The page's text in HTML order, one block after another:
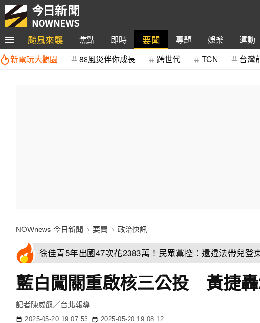
颱風來襲 焦點 即時 要聞 專題 娛樂 運動
新電玩大觀園
88風災伴你成長 跨世代 TCN 台灣
NOWnews 今日新聞 要聞 政治快訊
徐佳青5年出國47次花2383萬！民眾黨控：還違法帶兒登
藍白闖關重啟核三公投 黃捷轟
記者陳威叡／台北報導
2025-05-20 19:07:53 2025-05-20 19:08:12